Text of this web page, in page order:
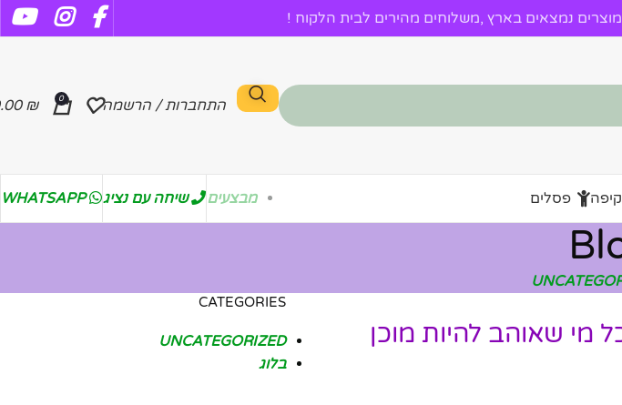
נמצאים בארץ ,משלוחים מהירים לבית הלקוח !
התחברות / הרשמה 0
₪
פסלים מבצעים שיחה עם נציג WHATSAPP
שאוהב להיות מוכן
CATEGORIES
UNCATEGORIZED
בלוג